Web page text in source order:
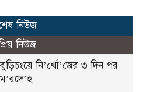
নিউজ
নিউজ
নি’খোঁ’জের ৩ দিন পর